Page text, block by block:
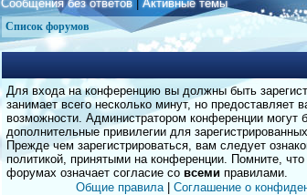
Сообщения без ответов |Активные темы
Список форумов
Для входа на конференцию вы должны быть
занимает всего несколько минут, но предоставляет
возможности. Администратором конференции могут
дополнительные привилегии для
Прежде чем зарегистрироваться, вам следует
политикой, принятыми на конференции. Помните,
форумах означает согласие со всеми правилами.
Общие правила| Соглашение о